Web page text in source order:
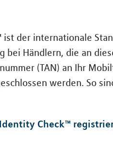
der internationale
bei Händlern, die an
(TAN) an Ihr
werden. So
Check™